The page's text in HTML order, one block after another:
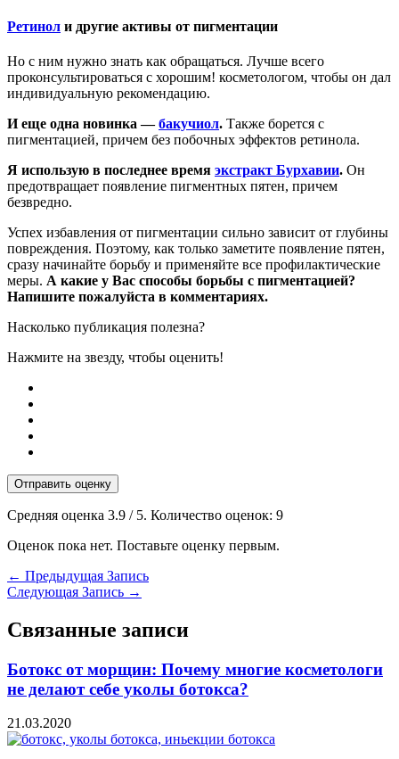
Ретинол и другие активы от пигментации
Но с ним нужно знать как обращаться. Лучше всего
проконсультироваться с хорошим! косметологом, чтобы он дал
индивидуальную рекомендацию.
И еще одна новинка —бакучиол. Также борется с
пигментацией, причем без побочных эффектов ретинола.
Я использую в последнее время экстракт Бурхавии. Он
предотвращает появление пигментных пятен, причем
безвредно.
Успех избавления от пигментации сильно зависит от глубины
повреждения. Поэтому, как только заметите появление пятен,
сразу начинайте борьбу и применяйте все профилактические
меры. А какие у Вас способы борьбы с пигментацией?
Напишите пожалуйста в комментариях.
Насколько публикация полезна?
Нажмите на звезду, чтобы оценить!
Отправить оценку
Средняя оценка 3.9 / 5. Количество оценок: 9
Оценок пока нет. Поставьте оценку первым.
← Предыдущая Запись
Следующая Запись →
Связанные записи
Ботокс от морщин: Почему многие косметологи
не делают себе уколы ботокса?
21.03.2020